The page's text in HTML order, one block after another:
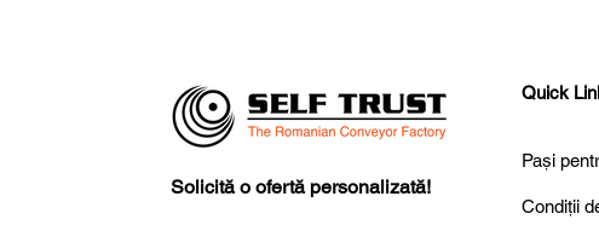
Solicită o ofertă personalizată!
Quick
Pași
Condiții